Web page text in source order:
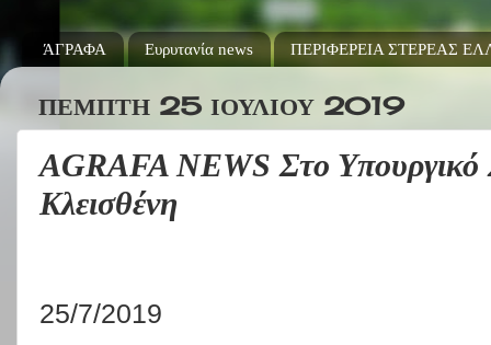
ΆΓΡΑΦΑ Ευρυτανία news ΠΕΡΙΦΕΡΕΙΑ ΣΤΕΡΕΑΣ
ΠΈΜΠΤΗ 25 ΙΟΥΛΊΟΥ 2019
AGRAFA NEWS Στο Υπουργικό
Κλεισθένη
25/7/2019